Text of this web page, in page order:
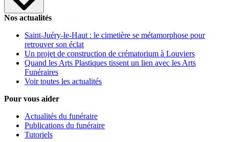
Nos actualités
Saint-Juéry-le-Haut : le cimetière se métamorphose pour
retrouver son éclat
Un projet de construction de crématorium à Louviers
Quand les Arts Plastiques tissent un lien avec les Arts
Funéraires
Voir toutes les actualités
Pour vous aider
Actualités du funéraire
Publications du funéraire
Tutoriels